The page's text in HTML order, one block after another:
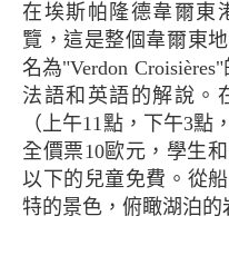
在埃斯帕隆德韋爾東港口還有一個獨特的船隻遊
覽，這是整個韋爾東
名為"Verdon
法語和英語的解說。
（上午11點，下午3點
全價票10歐元，學生
以下的兒童免費。從
特的景色，俯瞰湖泊的